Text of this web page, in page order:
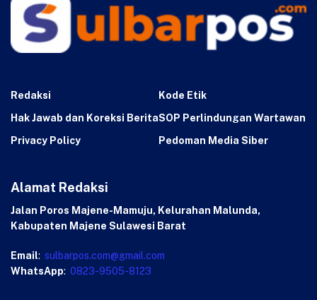
Redaksi
Kode Etik
Hak Jawab dan Koreksi BeritaSOP Perlindungan Wartawan
Privacy Policy
Pedoman Media Siber
Alamat Redaksi
Jalan Poros Majene-Mamuju, Kelurahan Malunda,
Kabupaten Majene Sulawesi Barat
Email: sulbarpos.com@gmail.com
WhatsApp: 0823-9505-8123